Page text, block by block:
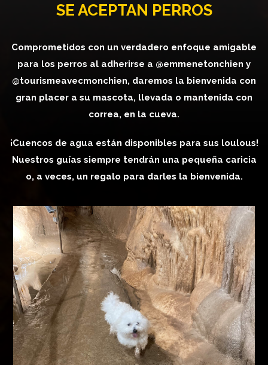
SE ACEPTAN PERROS
Comprometidos con un verdadero enfoque amigable
para los perros al adherirse a @emmenetonchien y
@tourismeavecmonchien, daremos la bienvenida con
gran placer a su mascota, llevada o mantenida con
correa, en la cueva.
¡Cuencos de agua están disponibles para sus loulous!
Nuestros guías siempre tendrán una pequeña caricia
o, a veces, un regalo para darles la bienvenida.